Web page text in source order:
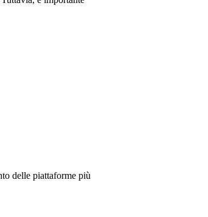
delle piattaforme più